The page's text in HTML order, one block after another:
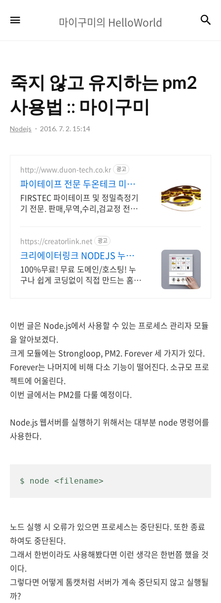
이
의
HelloWorld
마이구미의 HelloWorld
죽지 않고 유지하는 pm2
사용법 :: 마이구미
Nodejs 2016. 7. 2. 15:14
http://www.duon-tech.co.kr 광고
파이테이프 전문 두온테크 미국
정품, 당일 출고
FIRSTEC 파이테이프 및 정밀측정기
기 전문. 판매,무역,수리,검교정 전문
https://creatorlink.net 광고
크리에이터링크 NODEJS 누구
나 만드는 홈페이지
100%무료! 무료 도메인/호스팅! 누
구나 쉽게 코딩없이 직접 만드는 홈페
이번 글은 Node.js에서 사용할 수 있는 프로세스 관리자 모듈
을 알아보겠다.
크게 모듈에는 Strongloop, PM2. Forever 세 가지가 있다.
Forever는 나머지에 비해 다소 기능이 떨어진다. 소규모 프로
젝트에 어울린다.
이번 글에서는 PM2를 다룰 예정이다.
Node.js 웹서버를 실행하기 위해서는 대부분 node 명령어를
사용한다.
$ node <filename>
노드 실행 시 오류가 있으면 프로세스는 중단된다. 또한 종료
하여도 중단된다.
그래서 한번이라도 사용해봤다면 이런 생각은 한번쯤 했을 것
이다.
그렇다면 어떻게 톰캣처럼 서버가 계속 중단되지 않고 실행될
까?